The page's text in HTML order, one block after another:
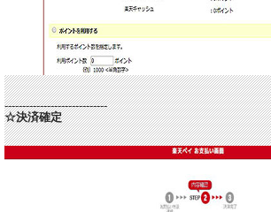
-----------------------------
☆決済確定